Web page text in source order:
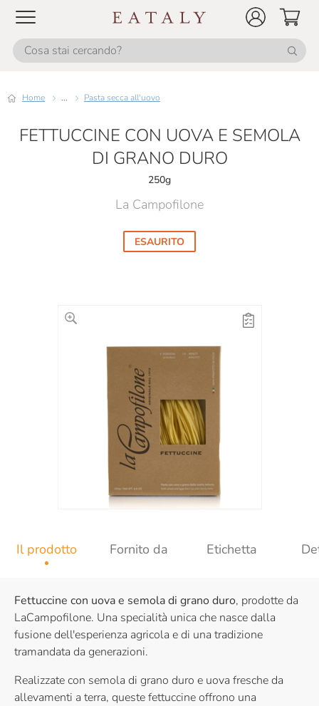
Home ... Pasta secca all'uovo
FETTUCCINE CON UOVA E SEMOLA
DI GRANO DURO
250g
La Campofilone
ESAURITO
Il prodotto Fornito da Etichetta
Fettuccine con uova e semola di grano duro, prodotte da
LaCampofilone. Una specialità unica che nasce dalla
fusione dell'esperienza agricola e di una tradizione
tramandata da generazioni.
Realizzate con semola di grano duro e uova fresche da
allevamenti a terra, queste fettuccine offrono una